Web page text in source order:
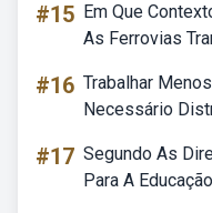
#15 Em Que
As Ferrovias
#16 Trabalhar
Necessário
#17 Segundo As
Para A